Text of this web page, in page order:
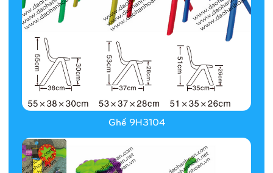
Ghế 9H3104